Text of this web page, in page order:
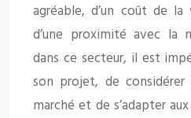
agréable, d’un coût de
d’une proximité avec la
dans ce secteur, il est
son projet, de
marché et de s’adapter